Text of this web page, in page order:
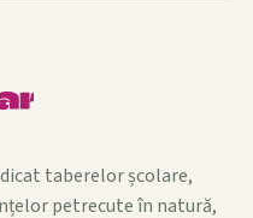
taberelor școlare,
petrecute în natură,